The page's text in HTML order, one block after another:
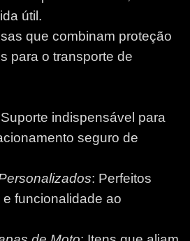
útil.
que combinam proteção
para o transporte de
indispensável para
seguro de
: Perfeitos
funcionalidade ao